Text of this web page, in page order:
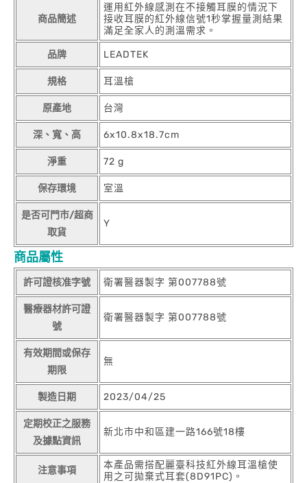
商品簡述
運用紅外線感測在不接觸耳膜的情況下
接收耳膜的紅外線信號1秒掌握量測結果
滿足全家人的測溫需求。
品牌 LEADTEK
規格 耳溫槍
原產地 台灣
深、寬、高 6x10.8x18.7cm
淨重 72 g
保存環境 室溫
是否可門市/超商
取貨
Y
商品屬性
許可證核准字號 衛署醫器製字 第007788號
醫療器材許可證
號
衛署醫器製字 第007788號
有效期間或保存
期限
無
製造日期 2023/04/25
定期校正之服務
及據點資訊
新北市中和區建一路166號18樓
注意事項
本產品需搭配麗臺科技紅外線耳溫槍使
用之可拋棄式耳套(8D91PC)。